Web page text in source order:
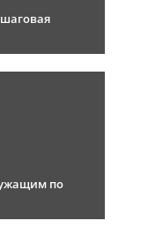
по